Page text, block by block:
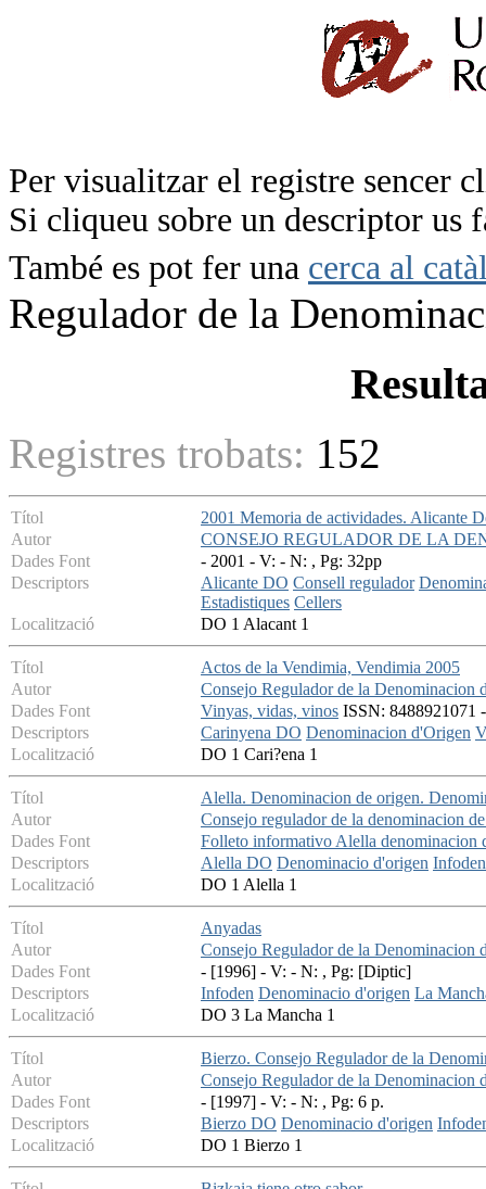
Per visualitzar el registre sencer
Si cliqueu sobre un descriptor us
També es pot fer una cerca al
Regulador de la
Registres trobats: 152
Títol
2001 Memoria de actividades. Alicante
Autor
CONSEJO REGULADOR DE LA
Dades Font
- 2001 - V: - N: , Pg: 32pp
Descriptors
Alicante DO Consell regulador
Estadistiques Cellers
Localització
DO 1 Alacant 1
Títol
Actos de la Vendimia, Vendimia 2005
Autor
Consejo Regulador de la Denominacion
Dades Font
Vinyas, vidas, vinos ISSN: 8488921071
Descriptors
Carinyena DO Denominacion d'Origen
Localització
DO 1 Cari?ena 1
Títol
Alella. Denominacion de origen.
Autor
Consejo regulador de la denominacion
Dades Font
Folleto informativo Alella denominacion
Descriptors
Alella DO Denominacio d'origen Infoden
Localització
DO 1 Alella 1
Títol
Anyadas
Autor
Consejo Regulador de la Denominacion
Dades Font
- [1996] - V: - N: , Pg: [Diptic]
Descriptors
Infoden Denominacio d'origen La
Localització
DO 3 La Mancha 1
Títol
Bierzo. Consejo Regulador de la
Autor
Consejo Regulador de la Denominacion
Dades Font
- [1997] - V: - N: , Pg: 6 p.
Descriptors
Bierzo DO Denominacio d'origen
Localització
DO 1 Bierzo 1